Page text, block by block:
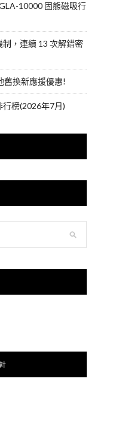
10000 固態磁吸行
，連續 13 次解錯密
舊換新應援優惠!
榜(2026年7月)